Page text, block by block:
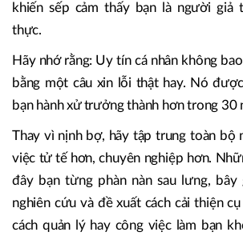
khiến sếp cảm thấy bạn là người giả
thực.
Hãy nhớ rằng: Uy tín cá nhân không
bằng một câu xin lỗi thật hay. Nó
bạn hành xử trưởng thành hơn trong 30
Thay vì nịnh bợ, hãy tập trung toàn bộ
việc tử tế hơn, chuyên nghiệp hơn.
đây bạn từng phàn nàn sau lưng,
nghiên cứu và đề xuất cách cải thiện
cách quản lý hay công việc làm bạn